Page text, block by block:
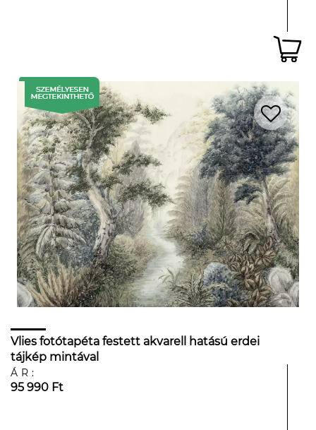
Vlies fotótapéta festett akvarell hatású erdei
tájkép mintával
ÁR:
95 990 Ft